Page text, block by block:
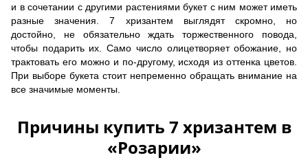
и в сочетании с другими растениями букет с ним может иметь
разные значения. 7 хризантем выглядят скромно, но
достойно, не обязательно ждать торжественного повода,
чтобы подарить их. Само число олицетворяет обожание, но
трактовать его можно и по-другому, исходя из оттенка цветов.
При выборе букета стоит непременно обращать внимание на
все значимые моменты.
Причины купить 7 хризантем в
«Розарии»